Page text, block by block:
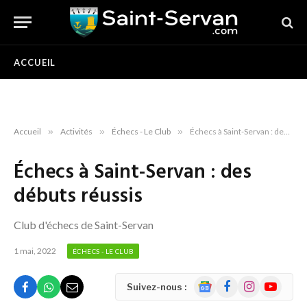
ACCUEIL
Accueil » Activités » Échecs - Le Club » Échecs à Saint-Servan : des débuts réussis
Échecs à Saint-Servan : des
débuts réussis
Club d'échecs de Saint-Servan
1 mai, 2022 ÉCHECS - LE CLUB
Suivez-nous :
GoogleFacebookInstagramYouTube